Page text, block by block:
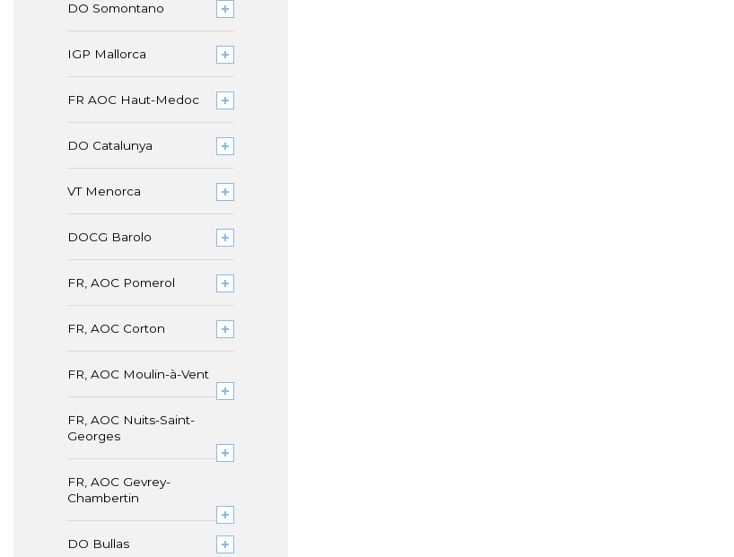
DO Somontano
IGP Mallorca
FR AOC Haut-Medoc
DO Catalunya
VT Menorca
DOCG Barolo
FR, AOC Pomerol
FR, AOC Corton
FR, AOC Moulin-à-Vent
FR, AOC Nuits-Saint-
Georges
FR, AOC Gevrey-
Chambertin
DO Bullas